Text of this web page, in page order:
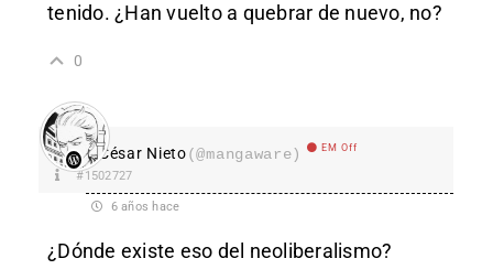
tenido. ¿Han vuelto a quebrar de nuevo, no?
0
César Nieto(@mangaware) EM Off
#1502727
6 años hace
¿Dónde existe eso del neoliberalismo?